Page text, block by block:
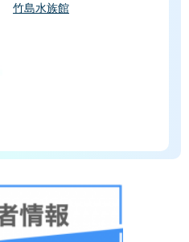
竹島水族館